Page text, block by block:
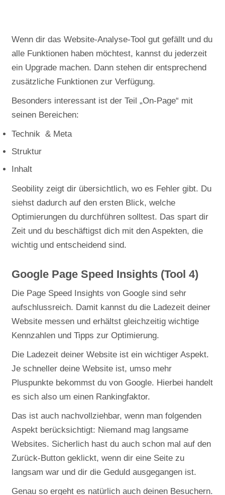
Wenn dir das Website-Analyse-Tool gut gefällt und du
alle Funktionen haben möchtest, kannst du jederzeit
ein Upgrade machen. Dann stehen dir entsprechend
zusätzliche Funktionen zur Verfügung.
Besonders interessant ist der Teil „On-Page“ mit
seinen Bereichen:
Technik & Meta
Struktur
Inhalt
Seobility zeigt dir übersichtlich, wo es Fehler gibt. Du
siehst dadurch auf den ersten Blick, welche
Optimierungen du durchführen solltest. Das spart dir
Zeit und du beschäftigst dich mit den Aspekten, die
wichtig und entscheidend sind.
Google Page Speed Insights (Tool 4)
Die Page Speed Insights von Google sind sehr
aufschlussreich. Damit kannst du die Ladezeit deiner
Website messen und erhältst gleichzeitig wichtige
Kennzahlen und Tipps zur Optimierung.
Die Ladezeit deiner Website ist ein wichtiger Aspekt.
Je schneller deine Website ist, umso mehr
Pluspunkte bekommst du von Google. Hierbei handelt
es sich also um einen Rankingfaktor.
Das ist auch nachvollziehbar, wenn man folgenden
Aspekt berücksichtigt: Niemand mag langsame
Websites. Sicherlich hast du auch schon mal auf den
Zurück-Button geklickt, wenn dir eine Seite zu
langsam war und dir die Geduld ausgegangen ist.
Genau so ergeht es natürlich auch deinen Besuchern.